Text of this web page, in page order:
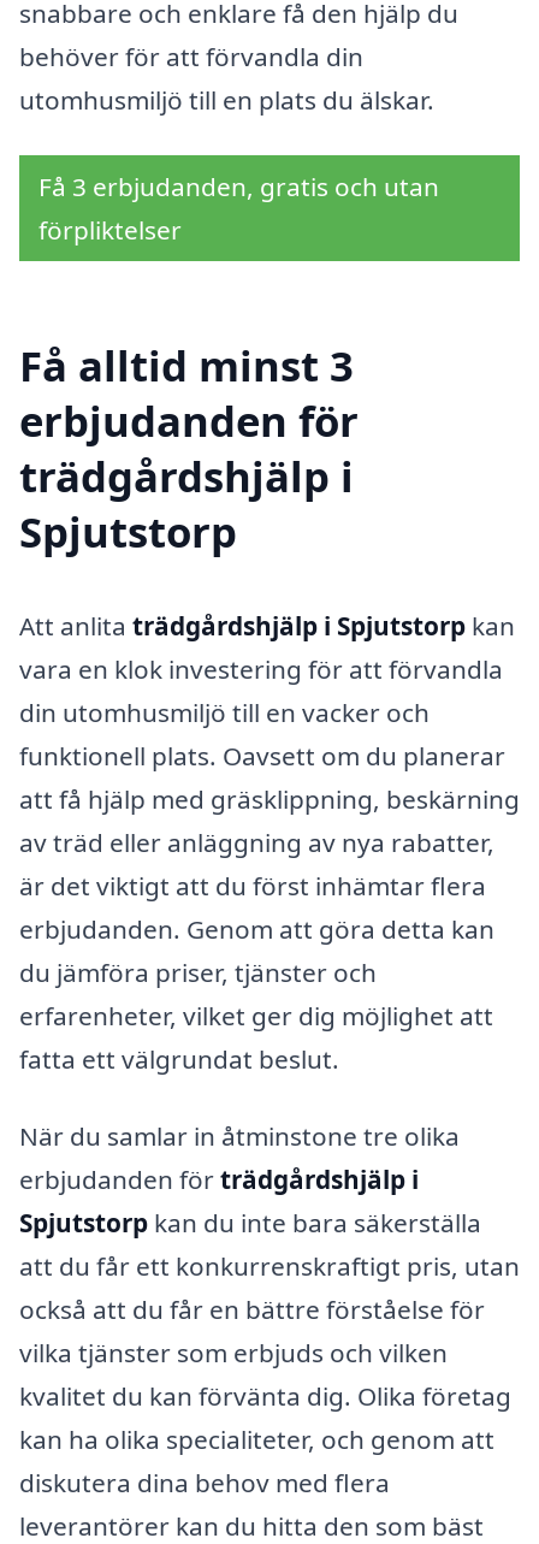
snabbare och enklare få den hjälp du
behöver för att förvandla din
utomhusmiljö till en plats du älskar.
Få 3 erbjudanden, gratis och utan
förpliktelser
Få alltid minst 3
erbjudanden för
trädgårdshjälp i
Spjutstorp
Att anlita trädgårdshjälp i Spjutstorp kan
vara en klok investering för att förvandla
din utomhusmiljö till en vacker och
funktionell plats. Oavsett om du planerar
att få hjälp med gräsklippning, beskärning
av träd eller anläggning av nya rabatter,
är det viktigt att du först inhämtar flera
erbjudanden. Genom att göra detta kan
du jämföra priser, tjänster och
erfarenheter, vilket ger dig möjlighet att
fatta ett välgrundat beslut.
När du samlar in åtminstone tre olika
erbjudanden förträdgårdshjälp i
Spjutstorp kan du inte bara säkerställa
att du får ett konkurrenskraftigt pris, utan
också att du får en bättre förståelse för
vilka tjänster som erbjuds och vilken
kvalitet du kan förvänta dig. Olika företag
kan ha olika specialiteter, och genom att
diskutera dina behov med flera
leverantörer kan du hitta den som bäst